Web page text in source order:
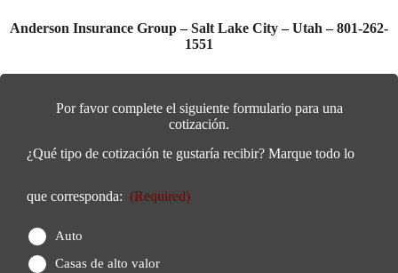
Anderson Insurance Group – Salt Lake City – Utah – 801-262-
1551
Por favor complete el siguiente formulario para una
cotización.
¿Qué tipo de cotización te gustaría recibir? Marque todo lo
que corresponda: (Required)
Auto
Casas de alto valor